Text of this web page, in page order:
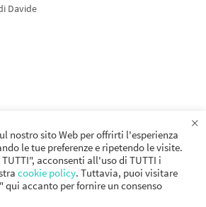
Davide
Davide - Cascina Comunità 1 - 28064
nostro sito Web per offrirti l'esperienza
le tue preferenze e ripetendo le visite.
acconsenti all'uso di TUTTI i
cookie policy. Tuttavia, puoi visitare
accanto per fornire un consenso
×